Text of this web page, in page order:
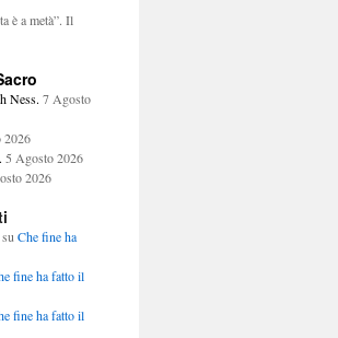
è a metà”. Il
Ness. 7 Agosto
2026
5 Agosto 2026
2026
Che fine ha
fine ha fatto il
fine ha fatto il